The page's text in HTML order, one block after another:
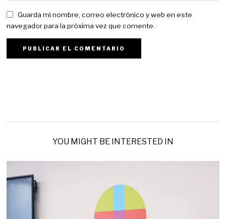
Guarda mi nombre, correo electrónico y web en este
navegador para la próxima vez que comente.
YOU MIGHT BE INTERESTED IN